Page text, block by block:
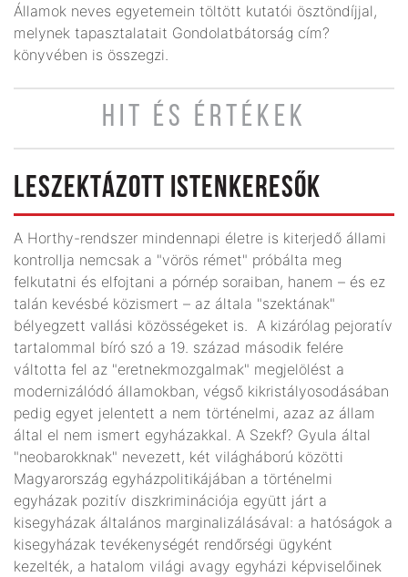
Államok neves egyetemein töltött kutatói ösztöndíjjal,
melynek tapasztalatait Gondolatbátorság cím?
könyvében is összegzi.
HIT ÉS ÉRTÉKEK
LESZEKTÁZOTT ISTENKERESŐK
A Horthy-rendszer mindennapi életre is kiterjedő állami
kontrollja nemcsak a "vörös rémet" próbálta meg
felkutatni és elfojtani a pórnép soraiban, hanem – és ez
talán kevésbé közismert – az általa "szektának"
bélyegzett vallási közösségeket is. A kizárólag pejoratív
tartalommal bíró szó a 19. század második felére
váltotta fel az "eretnekmozgalmak" megjelölést a
modernizálódó államokban, végső kikristályosodásában
pedig egyet jelentett a nem történelmi, azaz az állam
által el nem ismert egyházakkal. A Szekf? Gyula által
"neobarokknak" nevezett, két világháború közötti
Magyarország egyházpolitikájában a történelmi
egyházak pozitív diszkriminációja együtt járt a
kisegyházak általános marginalizálásával: a hatóságok a
kisegyházak tevékenységét rendőrségi ügyként
kezelték, a hatalom világi avagy egyházi képviselőinek